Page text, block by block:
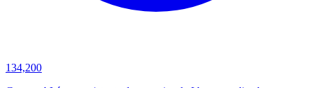
134,200